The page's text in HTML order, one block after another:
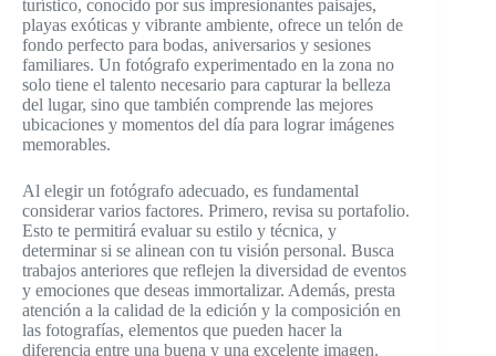
turístico, conocido por sus impresionantes paisajes,
playas exóticas y vibrante ambiente, ofrece un telón de
fondo perfecto para bodas, aniversarios y sesiones
familiares. Un fotógrafo experimentado en la zona no
solo tiene el talento necesario para capturar la belleza
del lugar, sino que también comprende las mejores
ubicaciones y momentos del día para lograr imágenes
memorables.
Al elegir un fotógrafo adecuado, es fundamental
considerar varios factores. Primero, revisa su portafolio.
Esto te permitirá evaluar su estilo y técnica, y
determinar si se alinean con tu visión personal. Busca
trabajos anteriores que reflejen la diversidad de eventos
y emociones que deseas immortalizar. Además, presta
atención a la calidad de la edición y la composición en
las fotografías, elementos que pueden hacer la
diferencia entre una buena y una excelente imagen.